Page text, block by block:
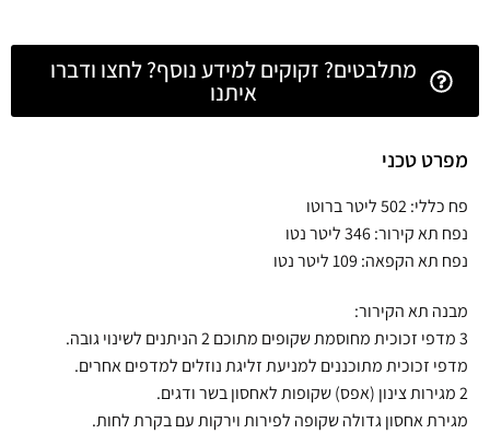
מתלבטים? זקוקים למידע נוסף? לחצו ודברו
איתנו
מפרט טכני
פח כללי: 502 ליטר ברוטו
נפח תא קירור: 346 ליטר נטו
נפח תא הקפאה: 109 ליטר נטו
מבנה תא הקירור:
3 מדפי זכוכית מחוסמת שקופים מתוכם 2 הניתנים לשינוי גובה.
מדפי זכוכית מתוכננים למניעת זליגת נוזלים למדפים אחרים.
2 מגירות צינון (אפס) שקופות לאחסון בשר ודגים.
מגירת אחסון גדולה שקופה לפירות וירקות עם בקרת לחות.